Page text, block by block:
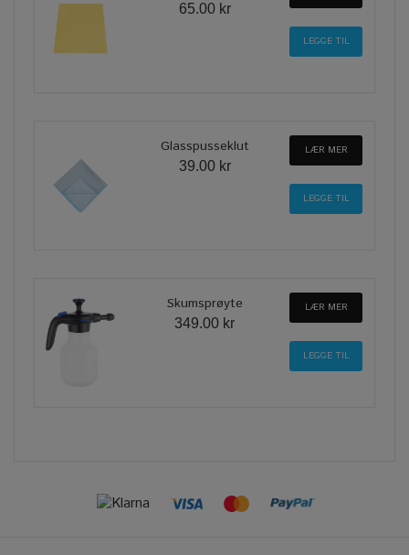
65.00 kr
Glasspusseklut
39.00 kr
LÆR MER
Skumsprøyte
349.00 kr
LÆR MER